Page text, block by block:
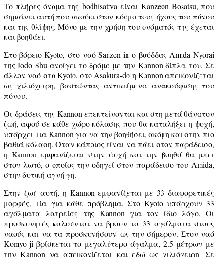
Το πλήρες όνομα της bodhisattva είναι Kanzeon Bosatsu, που
σημαίνει αυτή που ακούει στον κόσμο τους ήχους του πόνου
και της θλίψης. Μόνο με την χρήση του ονόματός της έχεται
και βοηθάει.
Στο βόρειο Kyoto, στο ναό Sanzen-in ο βούδδας Amida Nyorai
της Jodo Shu ανοίγει το δρόμο με την Kannon δίπλα του. Σε
άλλον ναό στο Kyoto, στο Asakura-dο η Kannon απεικονίζεται
ως χιλιόχειρη, βαστώντας αντικείμενα ανακούφισης του
πόνου.
Oι δράσεις της Kannon επεκτείνονται και στη μετά θάνατον
ζωή, αφού σε κάθε χώρο κόλασης που θα καταλήξει η ψυχή,
υπάρχει μια Kannon για να την βοηθήσει, ακόμη και στην πιο
βαθιά κόλαση. Όταν κάποιος είναι να πάει στον παράδεισο,
η Kannon εμφανίζεται στην ψυχή και την βοηθά θα μπει
στον λωτό, ο οποίος την οδηγεί στον παράδεισο του Amida,
στην δυτική αγνή γη.
Στην ζωή αυτή, η Kannon εμφανίζεται με 33 διαφορετικές
μορφές, μία για κάθε πρόβλημα. Στο Kyoto υπάρχουν 33
αγάλματα λατρείας της Kannon για τον ίδιο λόγο. Οι
προσκυνητές καλούνται να βρουν τα 33 αγάλματα στους
ναούς και να τα προσκυνήσουν ως την σήμερον. Στον ναό
Komyo-ji βρίσκεται το μεγαλύτερο άγαλμα, 2.5 μέτρων με
την Kannon να απεικονίζεται και εδώ ως χιλιόχειρη. Σε